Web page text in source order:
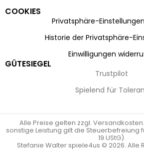
COOKIES
Privatsphäre-
Historie der Privatsphäre-
Einwilligungen
GÜTESIEGEL
Trustpilot
Spielend für
Alle Preise gelten zzgl.
sonstige Leistung gilt die Steuerbefreiung
19 UStG).
Stefanie Walter spiele4us © 2026. Alle